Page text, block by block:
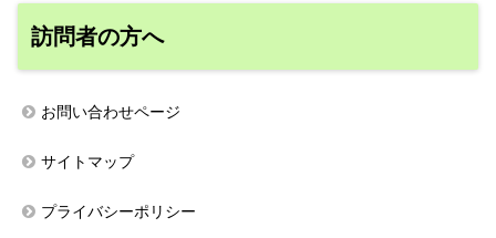
訪問者の方へ
お問い合わせページ
サイトマップ
プライバシーポリシー